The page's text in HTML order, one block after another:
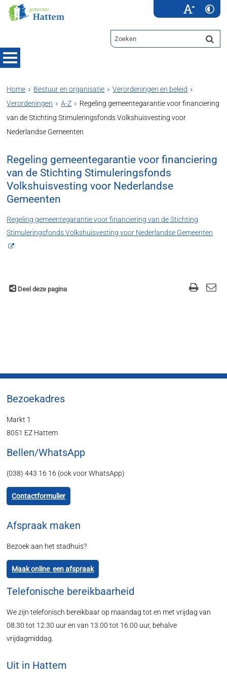
Home Bestuur en organisatie
Verordeningen en beleid
Verordeningen
A-Z
Regeling gemeentegarantie voor financiering
van de Stichting Stimuleringsfonds Volkshuisvesting voor
Nederlandse Gemeenten
Regeling gemeentegarantie voor financiering
van de Stichting Stimuleringsfonds
Volkshuisvesting voor Nederlandse
Gemeenten
Regeling gemeentegarantie voor financiering van de Stichting
Stimuleringsfonds Volkshuisvesting voor Nederlandse Gemeenten
Deel deze pagina
Bezoekadres
Markt 1
8051 EZ Hattem
Bellen/WhatsApp
(038) 443 16 16 (ook voor WhatsApp)
Contactformulier
Afspraak maken
Bezoek aan het stadhuis?
Maak online een afspraak
Telefonische bereikbaarheid
We zijn telefonisch bereikbaar op maandag tot en met vrijdag van
08.30 tot 12.30 uur en van 13.00 tot 16.00 uur, behalve
vrijdagmiddag.
Uit in Hattem